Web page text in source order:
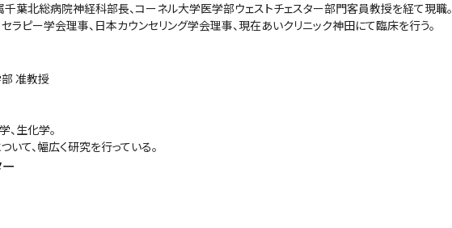
葉北総病院神経科部長、コーネル大学医学部ウェストチェスター部門客員教授を経て現職。
ピー学会理事、日本カウンセリング学会理事、現在あいクリニック神田にて臨床を行う。
准教授
生化学。
て、幅広く研究を行っている。